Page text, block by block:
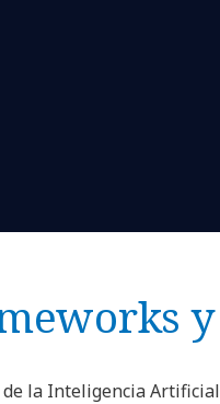
la Inteligencia